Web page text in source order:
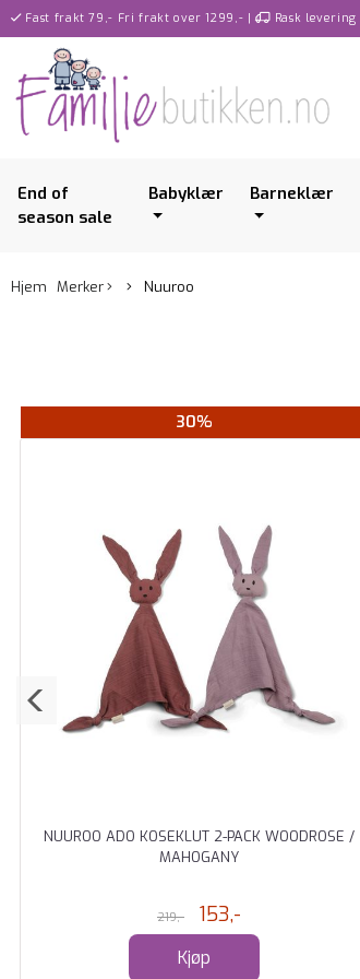
Fast frakt 79,- Fri frakt over 1299,- | Rask levering
End of
season sale
Babyklær Barneklær
Hjem Merker Nuuroo
30%
NUUROO ADO KOSEKLUT 2-PACK WOODROSE /
MAHOGANY
219,- 153,-
Kjøp